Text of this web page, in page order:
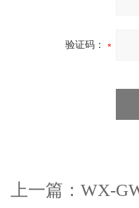
验证码：
上一篇： WX-